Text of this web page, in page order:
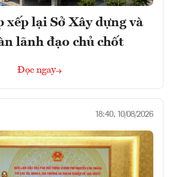
xếp lại Sở Xây dựng và
lãnh đạo chủ chốt
Đọc ngay
18:40, 10/08/2026